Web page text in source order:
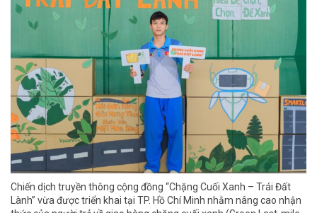
Chiến dịch truyền thông cộng đồng “Chặng Cuối Xanh – Trái Đất
Lành” vừa được triển khai tại TP. Hồ Chí Minh nhằm nâng cao nhận